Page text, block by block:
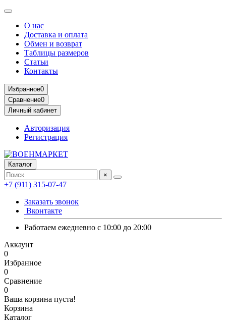
О нас
Доставка и оплата
Обмен и возврат
Таблицы размеров
Статьи
Контакты
Избранное0
Сравнение0
Личный кабинет
Авторизация
Регистрация
Каталог
×
+7 (911) 315-07-47
Заказать звонок
Вконтакте
Работаем ежедневно с 10:00 до 20:00
Аккаунт
0
Избранное
0
Сравнение
0
Ваша корзина пуста!
Корзина
Каталог